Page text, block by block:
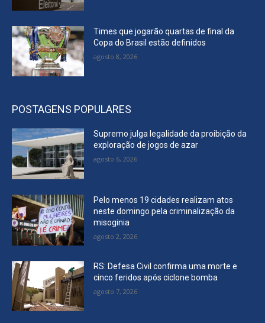
Times que jogarão quartas de final da
Copa do Brasil estão definidos
agosto 8, 2026
POSTAGENS POPULARES
Supremo julga legalidade da proibição da
exploração de jogos de azar
agosto 6, 2026
Pelo menos 19 cidades realizam atos
neste domingo pela criminalização da
misoginia
agosto 2, 2026
RS: Defesa Civil confirma uma morte e
cinco feridos após ciclone bomba
agosto 7, 2026